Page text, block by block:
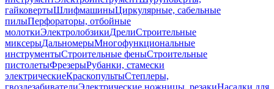
гайковертыШлифмашиныЦиркулярные, сабельные
пилыПерфораторы, отбойные
молоткиЭлектролобзикиДрелиСтроительные
миксерыДальномерыМногофункциональные
инструментыСтроительные феныСтроительные
пистолетыФрезерыРубанки, стамески
электрическиеКраскопультыСтеплеры,
гвоздезабивателиЭлектрические ножницы, резакиНасадки для